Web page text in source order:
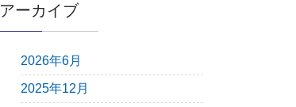
アーカイブ
2026年6月
2025年12月